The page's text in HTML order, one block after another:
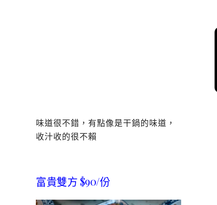
味道很不錯，有點像是干鍋的味道，
收汁收的很不賴
富貴雙方 $90/份